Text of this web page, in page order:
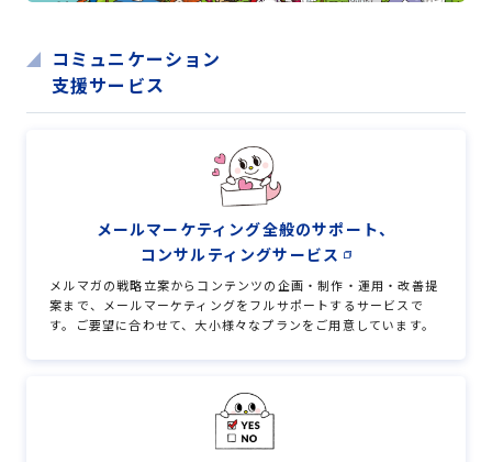
コミュニケーション
支援サービス
メールマーケティング全般のサポート、
コンサルティングサービス
メルマガの戦略立案からコンテンツの企画・制作・運用・改善提
案まで、メールマーケティングをフルサポートするサービスで
す。ご要望に合わせて、大小様々なプランをご用意しています。